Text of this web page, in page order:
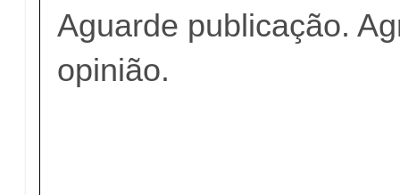
Aguarde publicação.
opinião.